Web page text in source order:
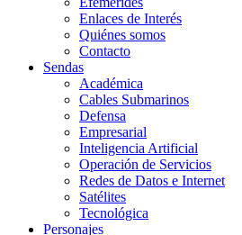
Enlaces de Interés
Quiénes somos
Contacto
Sendas
Académica
Cables Submarinos
Defensa
Empresarial
Inteligencia Artificial
Operación de Servicios
Redes de Datos e Internet
Satélites
Tecnológica
Personajes